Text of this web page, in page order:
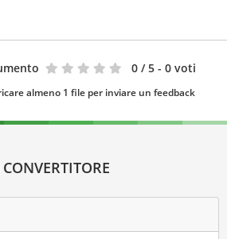
0 / 5 - 0 voti
almeno 1 file per inviare un feedback